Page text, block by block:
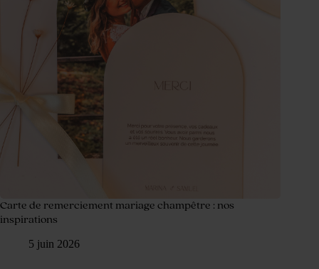
Carte de remerciement mariage champêtre : nos
inspirations
5 juin 2026